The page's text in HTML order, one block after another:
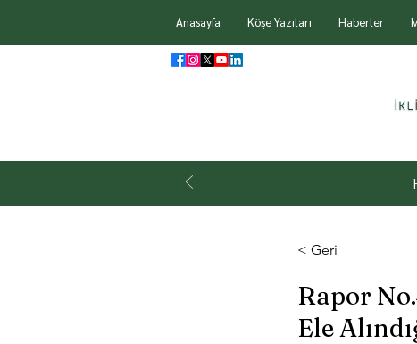
Anasayfa Köşe Yazıları Haberler
< Geri
Rapor
Ele